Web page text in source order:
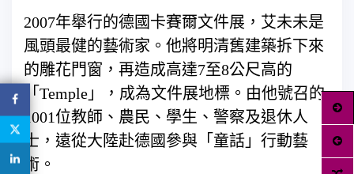
2007年舉行的德國卡賽爾文件展，艾未未是
風頭最健的藝術家。他將明清舊建築拆下來
的雕花門窗，再造成高達7至8公尺高的
「Temple」，成為文件展地標。由他號召的
1001位教師、農民、學生、警察及退休人
士，遠從大陸赴德國參與「童話」行動藝
術。